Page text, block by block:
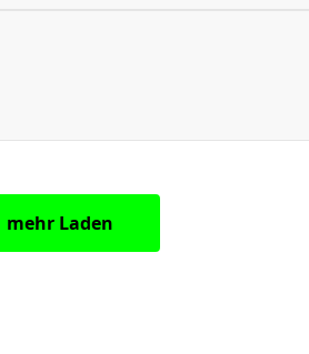
mehr Laden